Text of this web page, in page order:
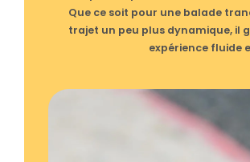
Que ce soit pour une balade
trajet un peu plus dynamique, il
expérience fluide